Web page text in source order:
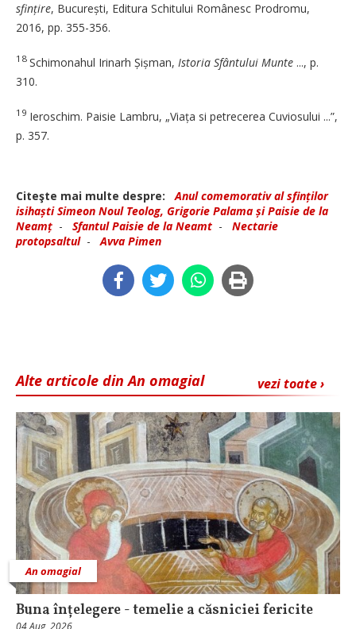
sfințire, București, Editura Schitului Românesc Prodromu,
2016, pp. 355-356.
18 Schimonahul Irinarh Șișman, Istoria Sfântului Munte ..., p.
310.
19 Ieroschim. Paisie Lambru, „Viața si petrecerea Cuviosului ...”,
p. 357.
Citeşte mai multe despre:
Anul comemorativ al sfinților
isihaști Simeon Noul Teolog, Grigorie Palama și Paisie de la
Neamț - Sfantul Paisie de la Neamt - Nectarie
protopsaltul-Avva Pimen
vezi toate ›
Alte articole din An omagial
An omagial
Buna înțelegere - temelie a căsniciei fericite